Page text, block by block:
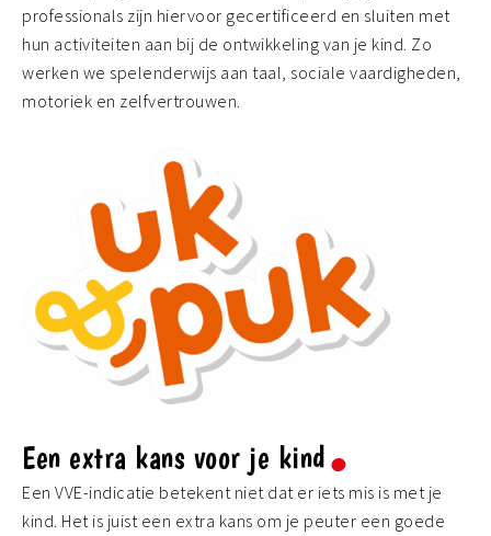
professionals zijn hiervoor gecertificeerd en sluiten met
hun activiteiten aan bij de ontwikkeling van je kind. Zo
werken we spelenderwijs aan taal, sociale vaardigheden,
motoriek en zelfvertrouwen.
Een extra kans voor je kind
Een VVE-indicatie betekent niet dat er iets mis is met je
kind. Het is juist een extra kans om je peuter een goede